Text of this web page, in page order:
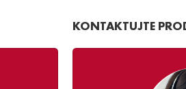
KONTAKTUJTE